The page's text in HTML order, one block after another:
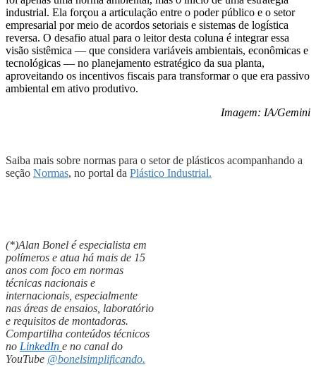
industrial. Ela forçou a articulação entre o poder público e o setor
empresarial por meio de acordos setoriais e sistemas de logística
reversa. O desafio atual para o leitor desta coluna é integrar essa
visão sistêmica — que considera variáveis ambientais, econômicas e
tecnológicas — no planejamento estratégico da sua planta,
aproveitando os incentivos fiscais para transformar o que era passivo
ambiental em ativo produtivo.
Imagem: IA/Gemini
Saiba mais sobre normas para o setor de plásticos acompanhando a
seção Normas, no portal da Plástico Industrial.
(*)Alan Bonel é especialista em
polímeros e atua há mais de 15
anos com foco em normas
técnicas nacionais e
internacionais, especialmente
nas áreas de ensaios, laboratório
e requisitos de montadoras.
Compartilha conteúdos técnicos
no LinkedIn e no canal do
YouTube @bonelsimplificando.